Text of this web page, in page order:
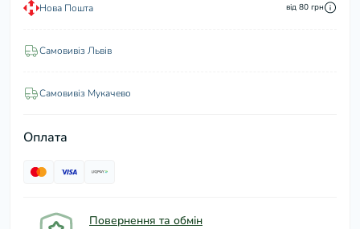
Нова Пошта від 80 грн
Самовивіз Львів
Самовивіз Мукачево
Оплата
Повернення та обмін